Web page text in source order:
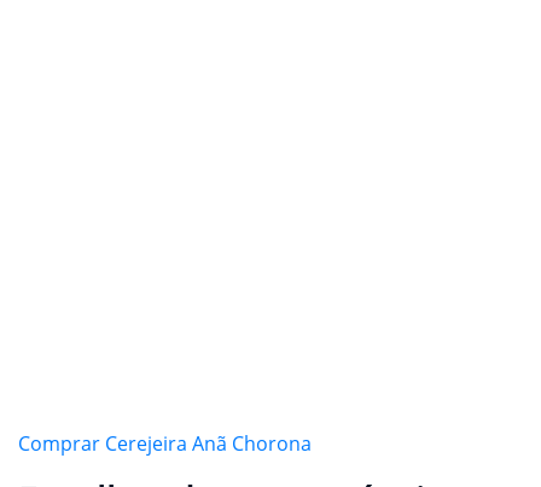
Comprar Cerejeira Anã Chorona